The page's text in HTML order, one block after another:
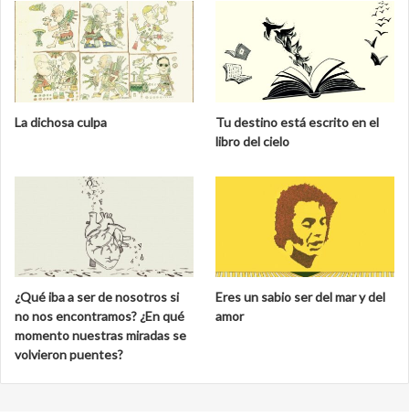
La dichosa culpa
Tu destino está escrito en el
libro del cielo
¿Qué iba a ser de nosotros si
no nos encontramos? ¿En qué
momento nuestras miradas se
volvieron puentes?
Eres un sabio ser del mar y del
amor